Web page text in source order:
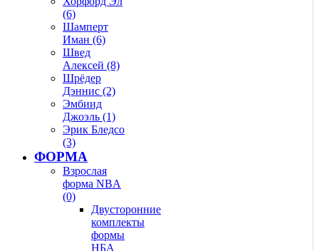
(6)
Шамперт
Иман (6)
Швед
Алексей (8)
Шрёдер
Дэннис (2)
Эмбиид
Джоэль (1)
Эрик Бледсо
(3)
ФОРМА
Взрослая
форма NBA
(0)
Двусторонние
комплекты
формы
НБА